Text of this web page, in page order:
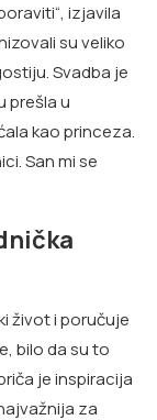
izjavila
su veliko
Svadba je
prešla u
kao princeza.
San mi se
život i poručuje
bilo da su to
je inspiracija
za